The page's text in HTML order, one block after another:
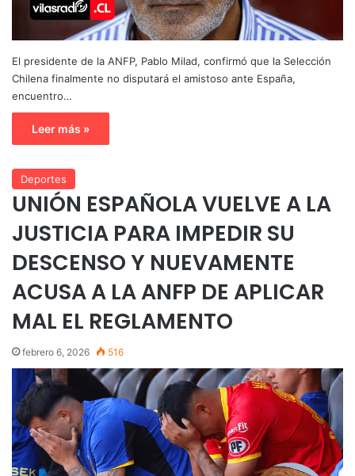
El presidente de la ANFP, Pablo Milad, confirmó que la Selección
Chilena finalmente no disputará el amistoso ante España,
encuentro…
Leer más »
Deportes
UNIÓN ESPAÑOLA VUELVE A LA
JUSTICIA PARA IMPEDIR SU
DESCENSO Y NUEVAMENTE
ACUSA A LA ANFP DE APLICAR
MAL EL REGLAMENTO
febrero 6, 2026 516